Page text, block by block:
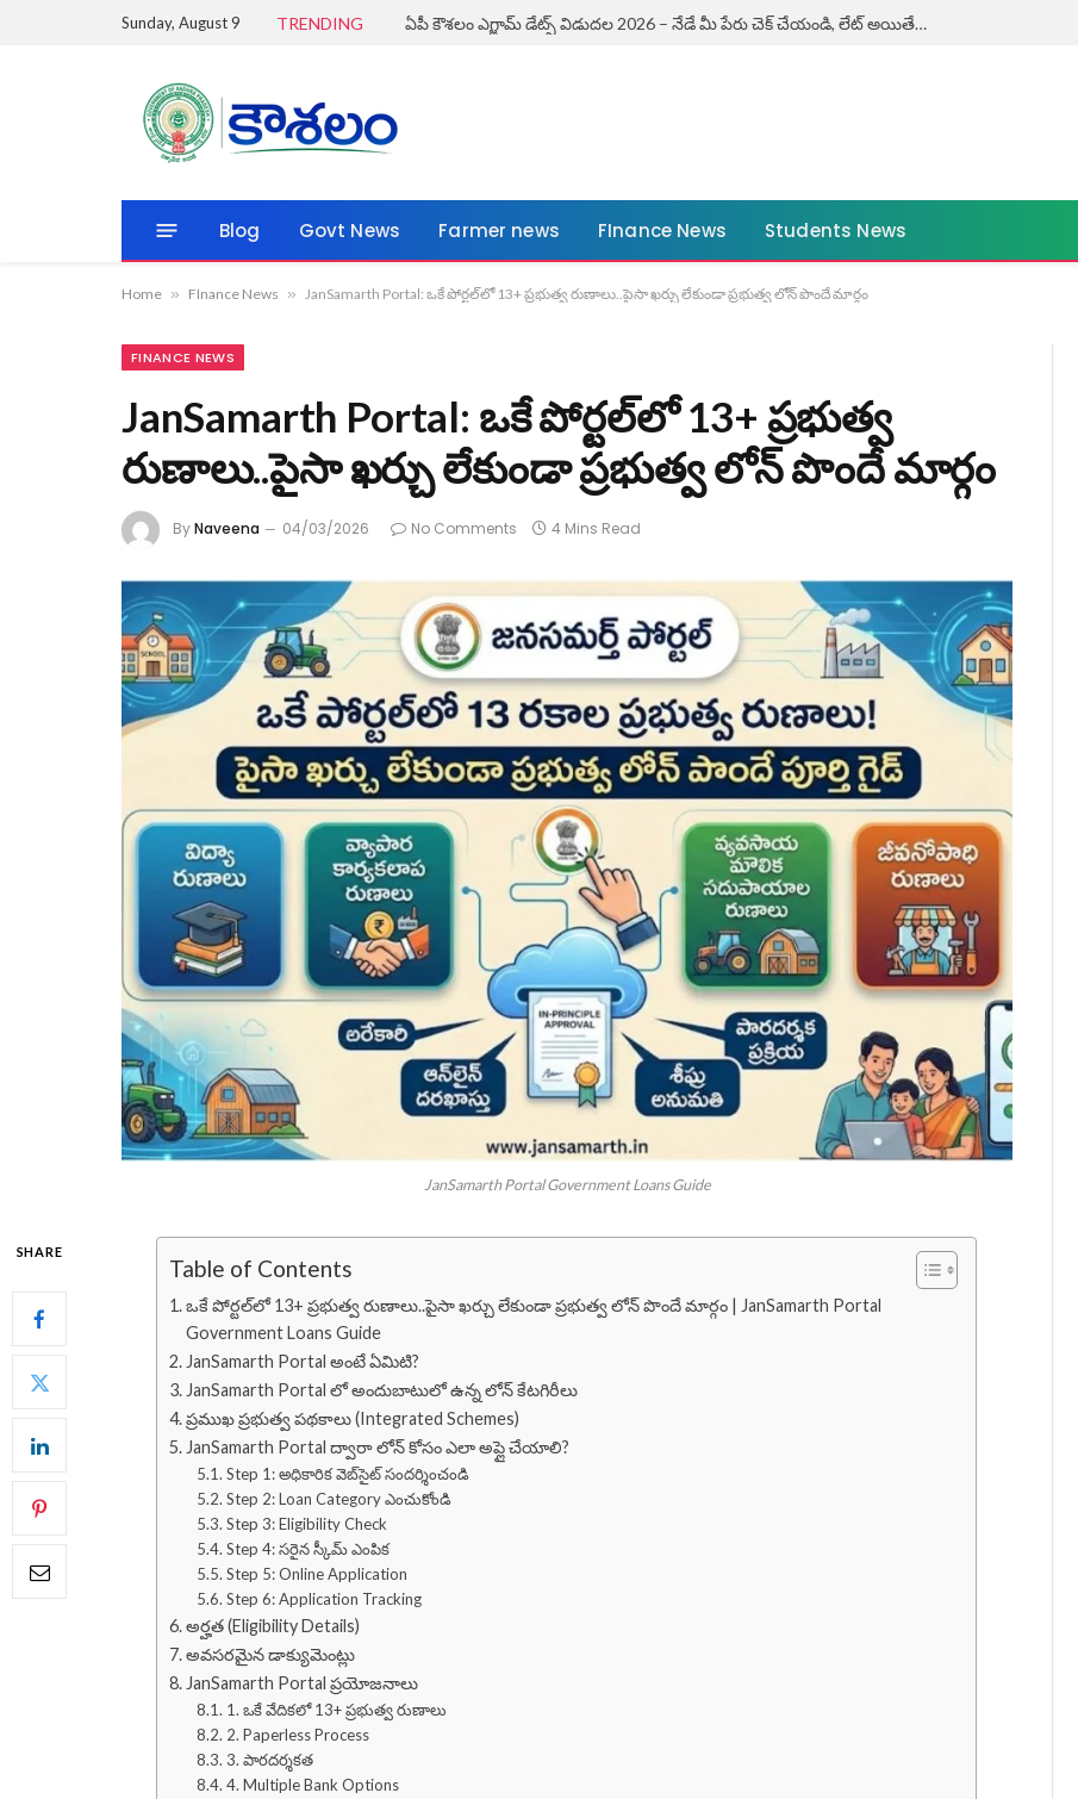
Sunday, August 9 TRENDING ఏపీ కౌశలం ఎగ్జామ్ డేట్స్ విడుదల 2026 – నేడే మీ పేరు చెక్ చేయండి, లేట్ అయితే ఛాన్స్ మిస్! | AP Kaushalam Exam Dates 2026
Blog Govt News Farmer news FInance News Students News
Home » FInance News » JanSamarth Portal: ఒకే పోర్టల్‌లో 13+ ప్రభుత్వ రుణాలు..పైసా ఖర్చు లేకుండా ప్రభుత్వ లోన్ పొందే మార్గం
FINANCE NEWS
JanSamarth Portal: ఒకే పోర్టల్‌లో 13+ ప్రభుత్వ
రుణాలు..పైసా ఖర్చు లేకుండా ప్రభుత్వ లోన్ పొందే మార్గం
ByNaveena 04/03/2026 No Comments 4 Mins Read
JanSamarth Portal Government Loans Guide
SHARE
Table of Contents
ఒకే పోర్టల్‌లో 13+ ప్రభుత్వ రుణాలు..పైసా ఖర్చు లేకుండా ప్రభుత్వ లోన్ పొందే మార్గం | JanSamarth Portal
Government Loans Guide
JanSamarth Portal అంటే ఏమిటి?
JanSamarth Portal లో అందుబాటులో ఉన్న లోన్ కేటగిరీలు
ప్రముఖ ప్రభుత్వ పథకాలు (Integrated Schemes)
JanSamarth Portal ద్వారా లోన్ కోసం ఎలా అప్లై చేయాలి?
Step 1: అధికారిక వెబ్‌సైట్‌ సందర్శించండి
Step 2: Loan Category ఎంచుకోండి
Step 3: Eligibility Check
Step 4: సరైన స్కీమ్ ఎంపిక
Step 5: Online Application
Step 6: Application Tracking
అర్హత (Eligibility Details)
అవసరమైన డాక్యుమెంట్లు
JanSamarth Portal ప్రయోజనాలు
1. ఒకే వేదికలో 13+ ప్రభుత్వ రుణాలు
2. Paperless Process
3. పారదర్శకత
4. Multiple Bank Options